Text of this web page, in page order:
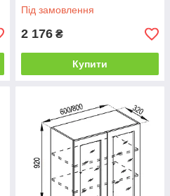
Під замовлення
2 176 ₴
Купити